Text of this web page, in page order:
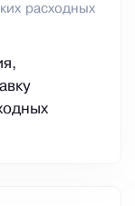
расходных